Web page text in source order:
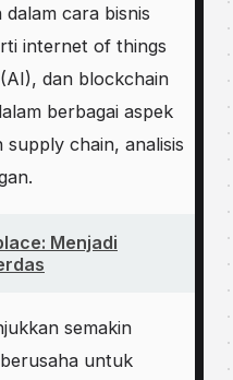
cara bisnis
internet of things
dan blockchain
berbagai aspek
supply chain, analisis
Menjadi
semakin
untuk